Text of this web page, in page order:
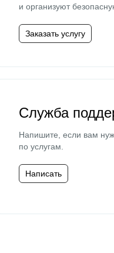
и организуют
Заказать услугу
Служба
Напишите, если вам
по услугам.
Написать